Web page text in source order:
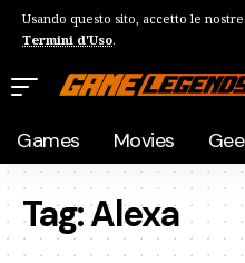
Usando questo sito, accetto le nostre
Termini d'Uso.
Games Movies
Tag:Alexa